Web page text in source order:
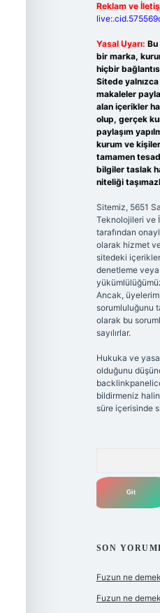
Reklam ve
Yasal Uyarı:
bir marka,
hiçbir
Sitede yalnızca
makaleler
alan içerikler
olup, gerçek
paylaşım
kurum ve
tamamen
bilgiler taslak
niteliği
Sitemiz, 5651
Teknolojileri ve
tarafından
olarak hizmet
sitedeki
denetleme veya
Ancak,
sorumluluğunu
olarak bu
sayılırlar.
Hukuka ve
olduğunu
bildirmeniz
süre içerisinde
SON
Fuzun ne demek
Fuzun ne demek